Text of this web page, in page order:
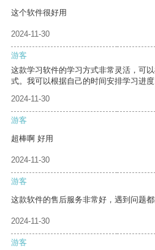
这个软件很好用
2024-11-30
游客
这款学习软件的学习方式非常灵活，可
式。我可以根据自己的时间安排学习进度
2024-11-30
游客
超棒啊 好用
2024-11-30
游客
这款软件的售后服务非常好，遇到问题都
2024-11-30
游客